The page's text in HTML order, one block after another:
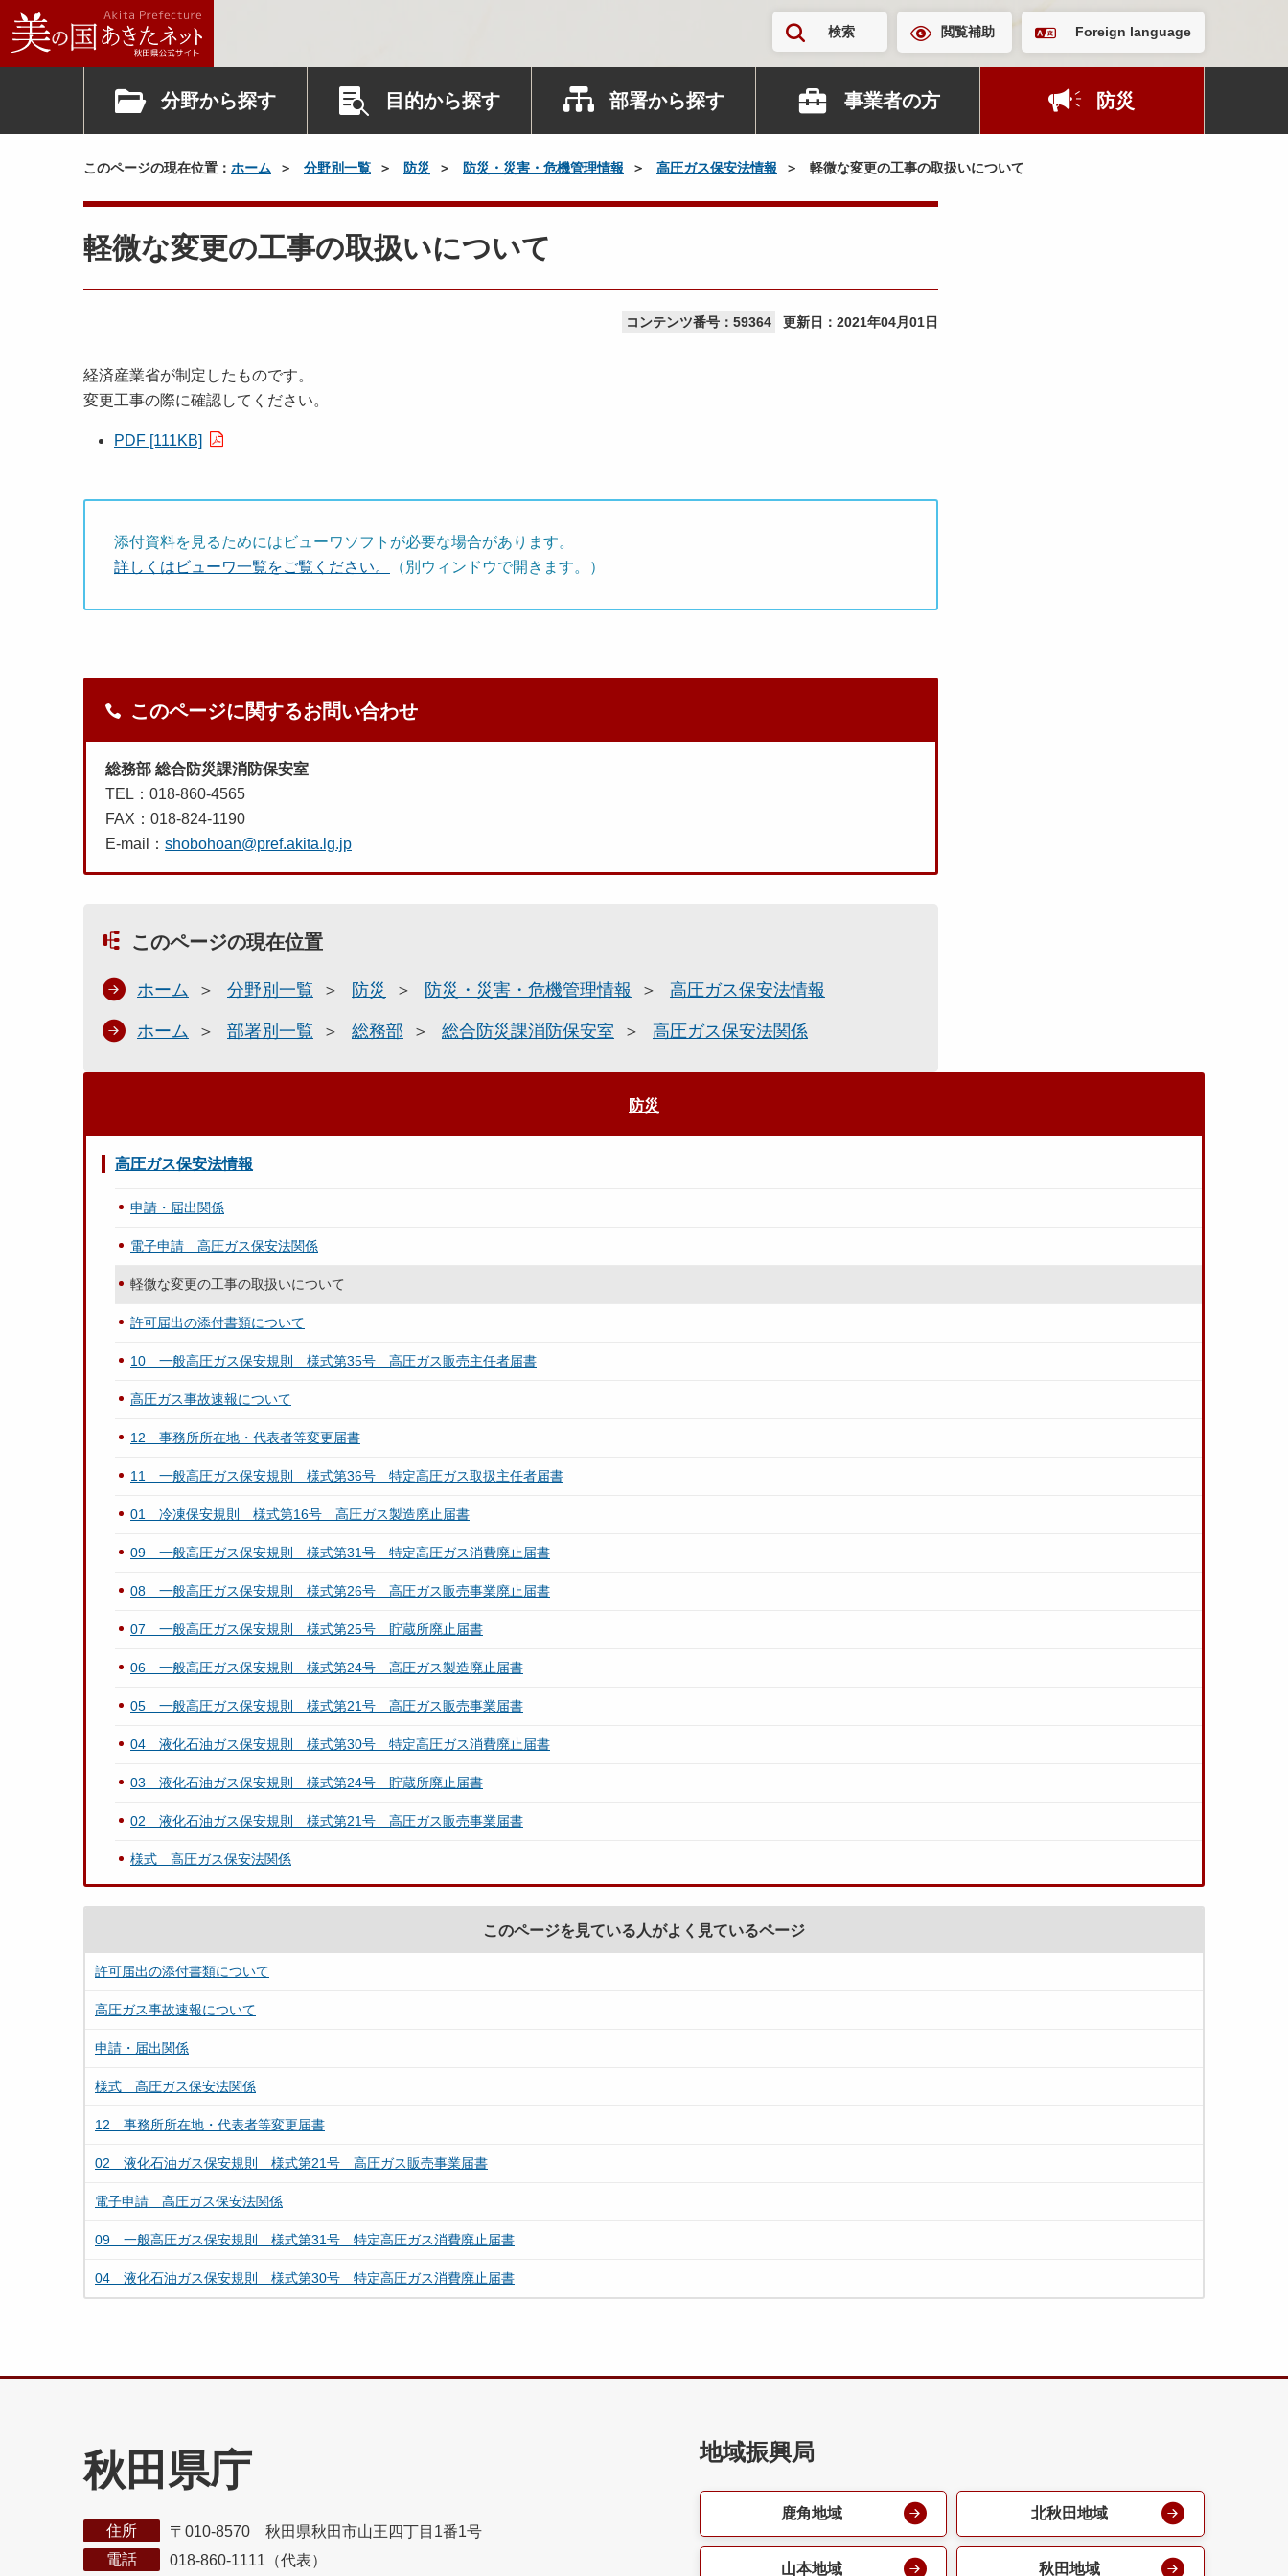
検索 閲覧補助 Foreign language
分野から探す 目的から探す 部署から探す 事業者の方 防災
このページの現在位置： ホーム 分野別一覧 防災 防災・災害・危機管理情報 高圧ガス保安法情報 軽微な変更の工事の取扱いについて
軽微な変更の工事の取扱いについて
コンテンツ番号：59364 更新日： 2021年04月01日
経済産業省が制定したものです。
変更工事の際に確認してください。
PDF [111KB]
添付資料を見るためにはビューワソフトが必要な場合があります。
詳しくはビューワ一覧をご覧ください。
（別ウィンドウで開きます。）
このページに関するお問い合わせ
総務部 総合防災課消防保安室
TEL：018-860-4565
FAX：018-824-1190
E-mail： shobohoan@pref.akita.lg.jp
このページの現在位置
ホーム 分野別一覧 防災 防災・災害・危機管理情報 高圧ガス保安法情報
ホーム 部署別一覧 総務部 総合防災課消防保安室 高圧ガス保安法関係
防災
高圧ガス保安法情報
申請・届出関係
電子申請 高圧ガス保安法関係
軽微な変更の工事の取扱いについて
許可届出の添付書類について
10 一般高圧ガス保安規則 様式第35号 高圧ガス販売主任者届書
高圧ガス事故速報について
12 事務所所在地・代表者等変更届書
11 一般高圧ガス保安規則 様式第36号 特定高圧ガス取扱主任者届書
01 冷凍保安規則 様式第16号 高圧ガス製造廃止届書
09 一般高圧ガス保安規則 様式第31号 特定高圧ガス消費廃止届書
08 一般高圧ガス保安規則 様式第26号 高圧ガス販売事業廃止届書
07 一般高圧ガス保安規則 様式第25号 貯蔵所廃止届書
06 一般高圧ガス保安規則 様式第24号 高圧ガス製造廃止届書
05 一般高圧ガス保安規則 様式第21号 高圧ガス販売事業届書
04 液化石油ガス保安規則 様式第30号 特定高圧ガス消費廃止届書
03 液化石油ガス保安規則 様式第24号 貯蔵所廃止届書
02 液化石油ガス保安規則 様式第21号 高圧ガス販売事業届書
様式 高圧ガス保安法関係
このページを見ている人がよく見ているページ
許可届出の添付書類について
高圧ガス事故速報について
申請・届出関係
様式 高圧ガス保安法関係
12 事務所所在地・代表者等変更届書
02 液化石油ガス保安規則 様式第21号 高圧ガス販売事業届書
電子申請 高圧ガス保安法関係
09 一般高圧ガス保安規則 様式第31号 特定高圧ガス消費廃止届書
04 液化石油ガス保安規則 様式第30号 特定高圧ガス消費廃止届書
秋田県庁
住所
〒010-8570 秋田県秋田市山王四丁目1番1号
電話
018-860-1111（代表）
地域振興局
鹿角地域 北秋田地域
山本地域 秋田地域